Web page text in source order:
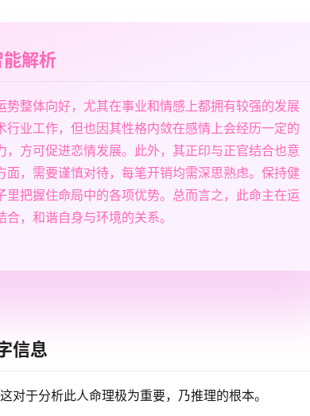
解析
整体向好，尤其在事业和情感上都拥有较强的发展
业工作，但也因其性格内敛在感情上会经历一定的
方可促进恋情发展。此外，其正印与正官结合也意
，需要谨慎对待，每笔开销均需深思熟虑。保持健
把握住命局中的各项优势。总而言之，此命主在运
，和谐自身与环境的关系。
信息
对于分析此人命理极为重要，乃推理的根本。